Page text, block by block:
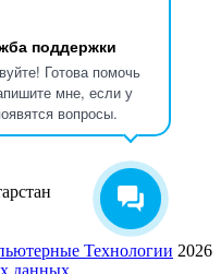
поддержки
Готова помочь
мне, если у
вопросы.
Технологии 2026